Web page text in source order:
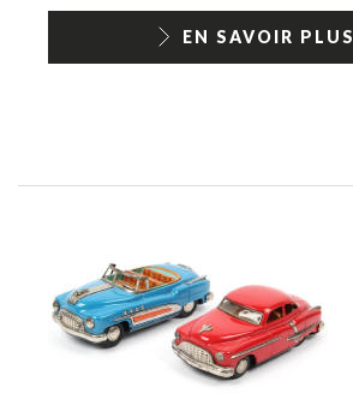
EN SAVOIR PLUS